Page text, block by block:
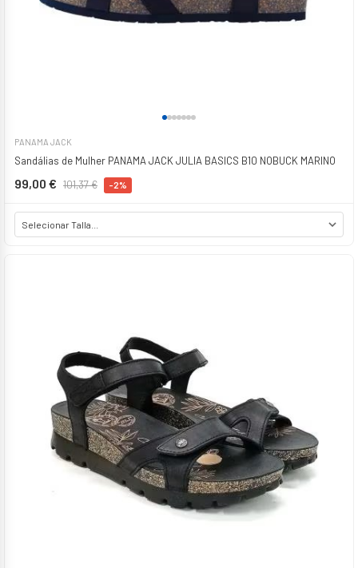
PANAMA JACK
Sandálias de Mulher PANAMA JACK JULIA BASICS B10 NOBUCK MARINO
99,00 € 101,37 € -2%